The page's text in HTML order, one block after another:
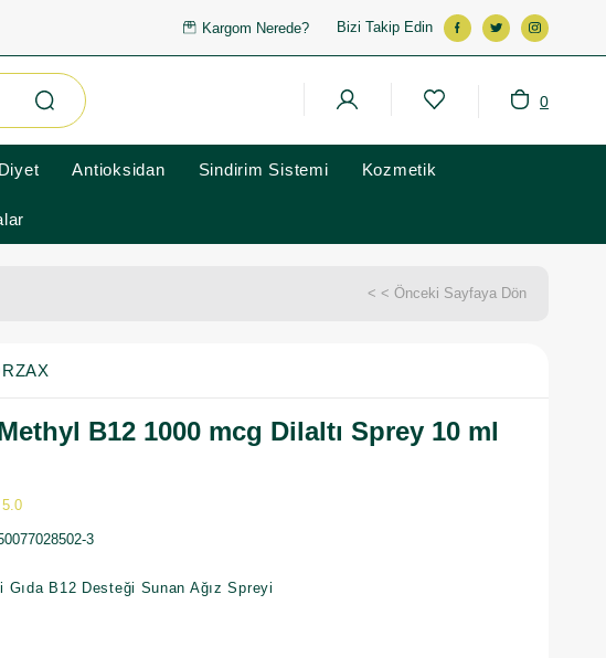
Kargom Nerede? Bizi Takip Edin
0
Antioksidan Sindirim Sistemi Kozmetik
< < Önceki Sayfaya Dön
B12 1000 mcg Dilaltı Sprey 10 ml
5.0
3
Gıda B12 Desteği Sunan Ağız Spreyi